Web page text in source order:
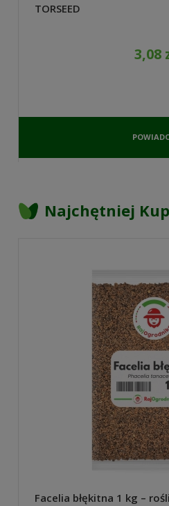
TORSEED
3,08
Najchętniej
Facelia błękitna 1 kg –